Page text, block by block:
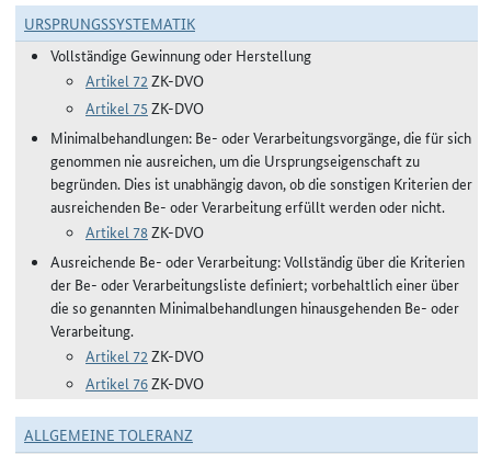
URSPRUNGSSYSTEMATIK
Vollständige Gewinnung oder Herstellung
Artikel 72 ZK-DVO
Artikel 75 ZK-DVO
Minimalbehandlungen: Be- oder Verarbeitungsvorgänge, die für sich
genommen nie ausreichen, um die Ursprungseigenschaft zu
begründen. Dies ist unabhängig davon, ob die sonstigen Kriterien der
ausreichenden Be- oder Verarbeitung erfüllt werden oder nicht.
Artikel 78ZK-DVO
Ausreichende Be- oder Verarbeitung: Vollständig über die Kriterien
der Be- oder Verarbeitungsliste definiert; vorbehaltlich einer über
die so genannten Minimalbehandlungen hinausgehenden Be- oder
Verarbeitung.
Artikel 72 ZK-DVO
Artikel 76ZK-DVO
ALLGEMEINE TOLERANZ